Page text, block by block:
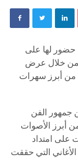
حضور لها على
من خلال عرض
واحدة من أبرز سهرات
جمهور الفن
أبرز الأصوات
على امتداد
التي حققت